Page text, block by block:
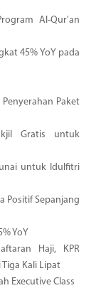
Al-Qur'an
45% YoY pada
Paket
Gratis untuk
untuk Idulfitri
Positif Sepanjang
YoY
Haji, KPR
Kali Lipat
Executive Class